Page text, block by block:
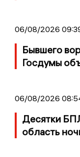
06/08/2026
Бывшего
Госдумы
06/08/2026
Десятки
область